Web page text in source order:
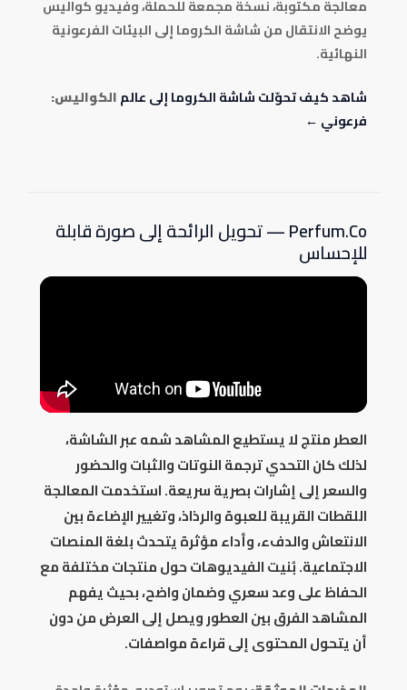
معالجة مكتوبة، نسخة مجمعة للحملة، وفيديو كواليس
يوضح الانتقال من شاشة الكروما إلى البيئات الفرعونية
النهائية.
الكواليس:شاهد كيف تحوّلت شاشة الكروما إلى عالم
فرعوني ←
Perfum.Co — تحويل الرائحة إلى صورة قابلة
للإحساس
العطر منتج لا يستطيع المشاهد شمه عبر الشاشة،
لذلك كان التحدي ترجمة النوتات والثبات والحضور
والسعر إلى إشارات بصرية سريعة. استخدمت المعالجة
اللقطات القريبة للعبوة والرذاذ، وتغيير الإضاءة بين
الانتعاش والدفء، وأداء مؤثرة يتحدث بلغة المنصات
الاجتماعية. بُنيت الفيديوهات حول منتجات مختلفة مع
الحفاظ على وعد سعري وضمان واضح، بحيث يفهم
المشاهد الفرق بين العطور ويصل إلى العرض من دون
أن يتحول المحتوى إلى قراءة مواصفات.